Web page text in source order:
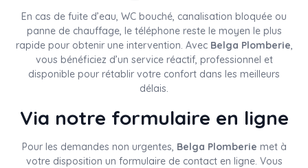
En cas de fuite d’eau, WC bouché, canalisation bloquée ou
panne de chauffage, le téléphone reste le moyen le plus
rapide pour obtenir une intervention. Avec Belga Plomberie,
vous bénéficiez d’un service réactif, professionnel et
disponible pour rétablir votre confort dans les meilleurs
délais.
Via notre formulaire en ligne
Pour les demandes non urgentes, Belga Plomberie met à
votre disposition un formulaire de contact en ligne. Vous